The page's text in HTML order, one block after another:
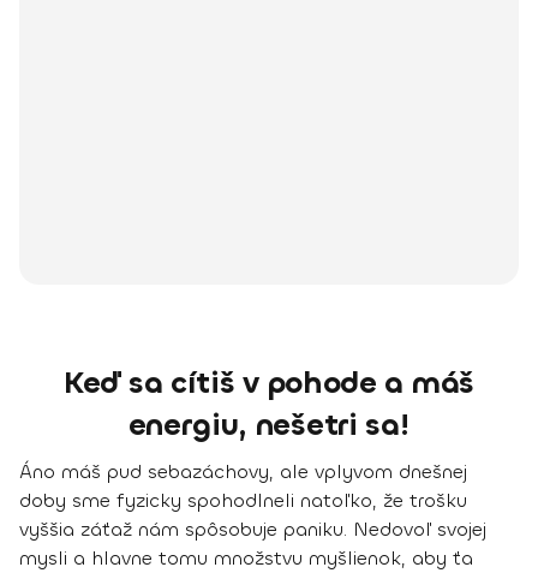
Keď sa cítiš v pohode a máš
energiu, nešetri sa!
Áno máš pud sebazáchovy, ale vplyvom dnešnej
doby sme fyzicky spohodlneli natoľko, že trošku
vyššia záťaž nám spôsobuje paniku. Nedovoľ svojej
mysli a hlavne tomu množstvu myšlienok, aby ťa